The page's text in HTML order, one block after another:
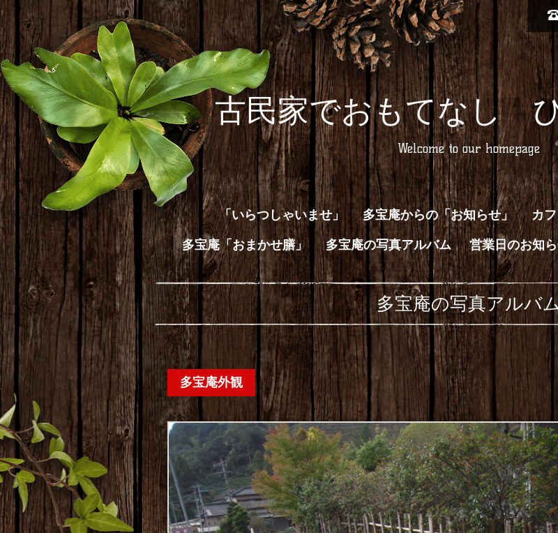
古民家でおもてなし
Welcome to our homepage
「いらつしゃいませ」 多宝庵からの「お知らせ」
カ
多宝庵「おまかせ膳」
多宝庵の写真アルバム 営業日のお知
多宝庵の写真アルバ
多宝庵外観